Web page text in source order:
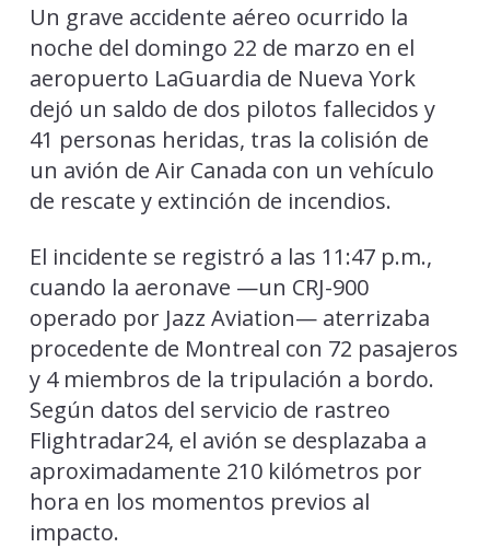
Un grave accidente aéreo ocurrido la
noche del domingo 22 de marzo en el
aeropuerto LaGuardia de Nueva York
dejó un saldo de dos pilotos fallecidos y
41 personas heridas, tras la colisión de
un avión de Air Canada con un vehículo
de rescate y extinción de incendios.
El incidente se registró a las 11:47 p.m.,
cuando la aeronave —un CRJ-900
operado por Jazz Aviation— aterrizaba
procedente de Montreal con 72 pasajeros
y 4 miembros de la tripulación a bordo.
Según datos del servicio de rastreo
Flightradar24, el avión se desplazaba a
aproximadamente 210 kilómetros por
hora en los momentos previos al
impacto.